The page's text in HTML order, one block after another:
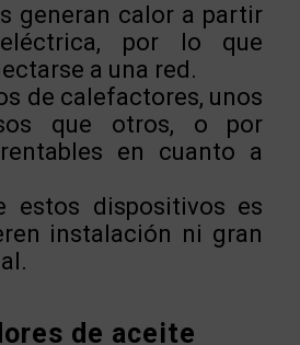
generan calor a partir
por lo que
a una red.
de calefactores, unos
que otros, o por
en cuanto a
estos dispositivos es
instalación ni gran
de aceite